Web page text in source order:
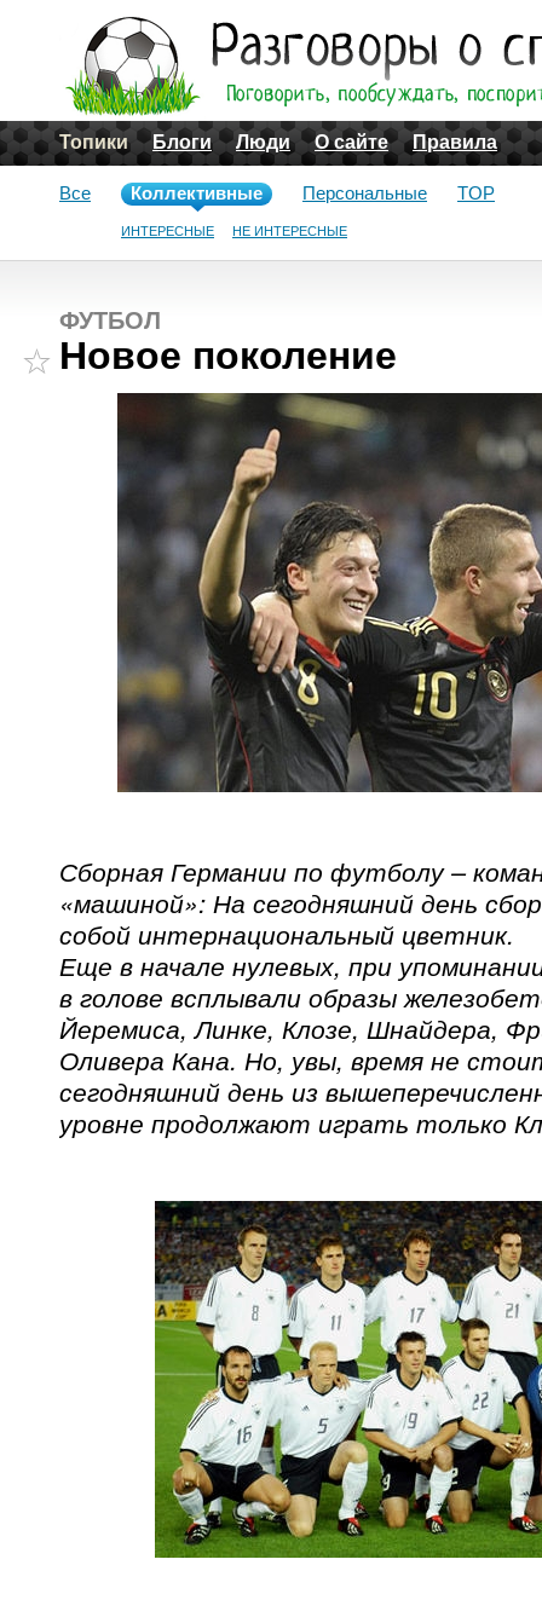
Топики Блоги Люди О сайте Правила
Все Коллективные
ИНТЕРЕСНЫЕ НЕ ИНТЕРЕСНЫЕ
Персональные TOP
ФУТБОЛ
Новое поколение
Сборная Германии по футболу –
«машиной»: На сегодняшний день
собой интернациональный цветник.
Еще в начале нулевых, при
в голове всплывали образы
Йеремиса, Линке, Клозе, Шнайдера,
Оливера Кана. Но, увы, время не
сегодняшний день из
уровне продолжают играть только